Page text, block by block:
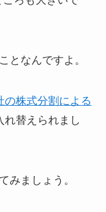
となんですよ。
の株式分割による
替えられまし
みましょう。